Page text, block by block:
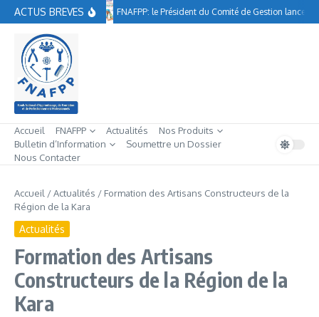
Aller au contenu
ACTUS BREVES FNAFPP: le Président du Comité de Gestion lance
Accueil FNAFPP Actualités
Nos Produits
Bulletin d’Information
Soumettre un Dossier
Nous Contacter
Accueil /Actualités / Formation des Artisans Constructeurs de la
Région de la Kara
Actualités
Formation des Artisans
Constructeurs de la Région de la
Kara